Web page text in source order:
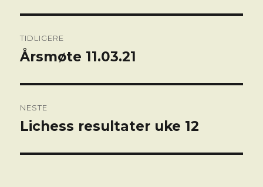
TIDLIGERE
Forrige
Årsmøte 11.03.21
NESTE
Neste
Lichess resultater uke 12